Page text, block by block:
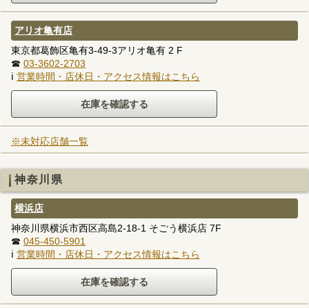
アリオ亀有店
東京都葛飾区亀有3-49-3アリオ亀有 2 F
☎ 03-3602-2703
ℹ 営業時間・店休日・アクセス情報はこちら
※未対応店舗一覧
神奈川県
横浜店
神奈川県横浜市西区高島2-18-1 そごう横浜店 7F
☎ 045-450-5901
ℹ 営業時間・店休日・アクセス情報はこちら